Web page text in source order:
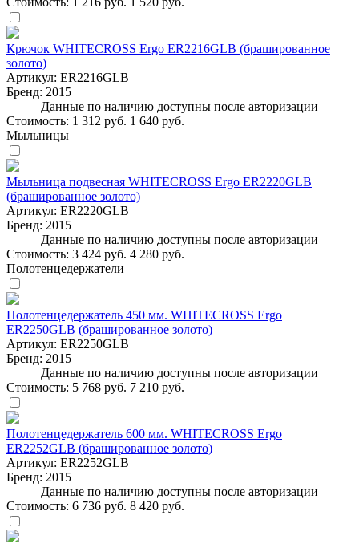
Крючок WHITECROSS Ergo ER2216GLB (брашированное
золото)
Артикул: ER2216GLB
Бренд: 2015
Данные по наличию доступны после авторизации
Стоимость: 1 312 руб. 1 640 руб.
Мыльницы
Мыльница подвесная WHITECROSS Ergo ER2220GLB
(брашированное золото)
Артикул: ER2220GLB
Бренд: 2015
Данные по наличию доступны после авторизации
Стоимость: 3 424 руб. 4 280 руб.
Полотенцедержатели
Полотенцедержатель 450 мм. WHITECROSS Ergo
ER2250GLB (брашированное золото)
Артикул: ER2250GLB
Бренд: 2015
Данные по наличию доступны после авторизации
Стоимость: 5 768 руб. 7 210 руб.
Полотенцедержатель 600 мм. WHITECROSS Ergo
ER2252GLB (брашированное золото)
Артикул: ER2252GLB
Бренд: 2015
Данные по наличию доступны после авторизации
Стоимость: 6 736 руб. 8 420 руб.